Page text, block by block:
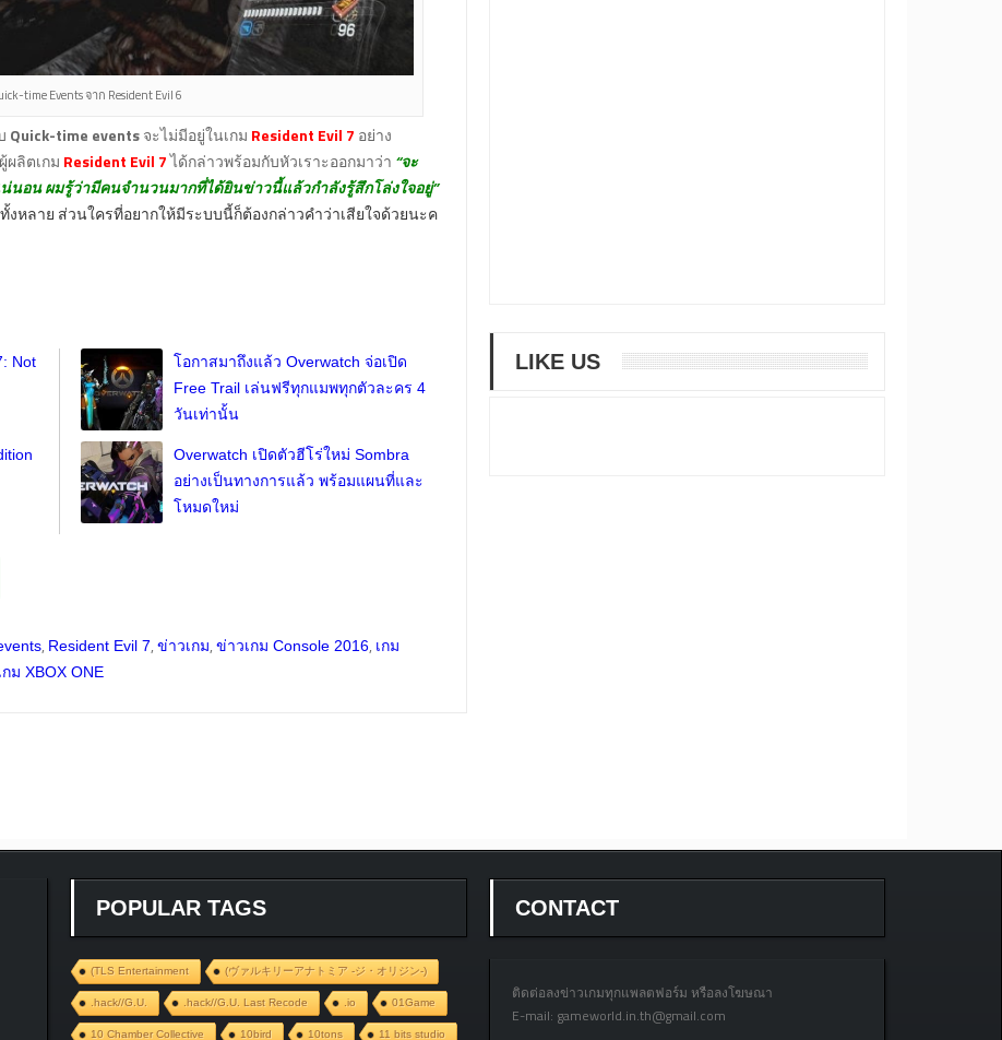
time Events จาก Resident Evil 6
Quick-time eventsจะไม่มีอยู่ในเกม Resident Evil 7 อย่าง
ผู้ผลิตเกม Resident Evil 7ได้กล่าวพร้อมกับหัวเราะออกมาว่า “จะ
นอน ผมรู้ว่ามีคนจำนวนมากที่ได้ยินข่าวนี้แล้วกำลังรู้สึกโล่งใจอยู่”
หลาย ส่วนใครที่อยากให้มีระบบนี้ก็ต้องกล่าวคำว่าเสียใจด้วยนะค
Not
โอกาสมาถึงแล้ว Overwatch จ่อเปิด
Free Trail เล่นฟรีทุกแมพทุกตัวละคร 4
วันเท่านั้น
Overwatch เปิดตัวฮีโร่ใหม่ Sombra
อย่างเป็นทางการแล้ว พร้อมแผนที่และ
โหมดใหม่
, Resident Evil 7, ข่าวเกม, ข่าวเกม Console 2016, เกม
กม XBOX ONE
LIKE US
POPULAR TAGS
(TLS Entertainment (ヴァルキリーアナトミア ‐ジ・オリジン‐)
.hack//G.U. .hack//G.U. Last Recode .io 01Game
10 Chamber Collective 10bird 10tons 11 bits studio
CONTACT
ติดต่อลงข่าวเกมทุกแพลตฟอร์ม หรือลงโฆษณา
E-mail: gameworld.in.th@gmail.com